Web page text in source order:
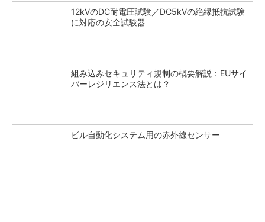
12kVのDC耐電圧試験／DC5kVの絶縁抵抗試験
に対応の安全試験器
組み込みセキュリティ規制の概要解説：EUサイ
バーレジリエンス法とは？
ビル自動化システム用の赤外線センサー